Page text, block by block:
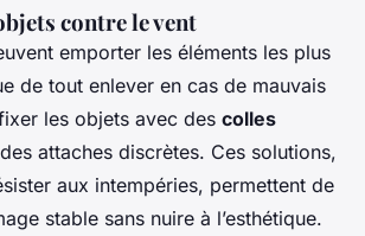
contre le vent
emporter les éléments les plus
de tout enlever en cas de mauvais
les objets avec des colles
attaches discrètes. Ces solutions,
aux intempéries, permettent de
stable sans nuire à l’esthétique.